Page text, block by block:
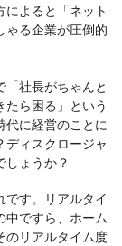
によると「ネット
ゃる企業が圧倒的
社長がちゃんと
ら困る」という
代に経営のことに
ディスクロージャ
しょうか？
す。リアルタイ
中ですら、ホーム
のリアルタイム度